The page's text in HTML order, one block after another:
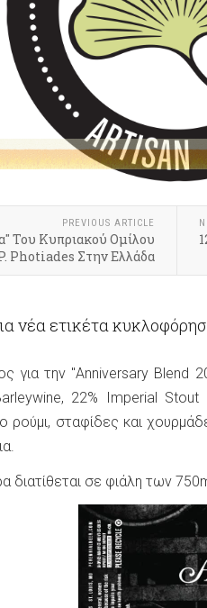
PREVIOUS ARTICLE
Του Κυπριακού Ομίλου
Photiades Στην Ελλάδα
νέα ετικέτα
για την "Anniversary Blend
22% Imperial Stout
ρούμι, σταφίδες και
διατίθεται σε φιάλη των